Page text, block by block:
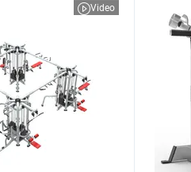
Video